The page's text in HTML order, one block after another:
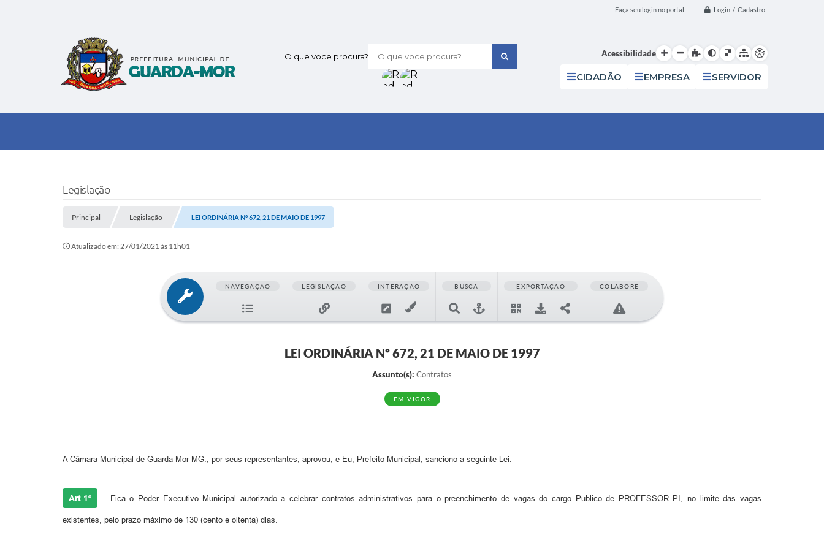
Faça seu login no portal Login / Cadastro
O que voce procura? Acessibilidade
CIDADÃO EMPRESA SERVIDOR
Legislação
Principal Legislação LEI ORDINÁRIA Nº 672, 21 DE MAIO DE 1997
Atualizado em: 27/01/2021 às 11h01
NAVEGAÇÃO LEGISLAÇÃO INTERAÇÃO BUSCA EXPORTAÇÃO COLABORE
LEI ORDINÁRIA Nº 672, 21 DE MAIO DE 1997
Assunto(s): Contratos
EM VIGOR
A Câmara Municipal de Guarda-Mor-MG., por seus representantes, aprovou, e Eu, Prefeito Municipal, sanciono a seguinte Lei:
Art 1º Fica o Poder Executivo Municipal autorizado a celebrar contratos administrativos para o preenchimento de vagas do cargo Publico de PROFESSOR PI, no limite das vagas
existentes, pelo prazo máximo de 130 (cento e oitenta) dias.